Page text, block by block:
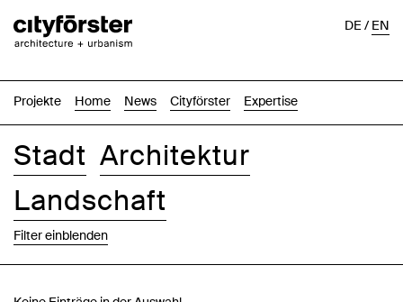
Projekte Home News Cityförster Expertise
DE/EN
Stadt Architektur
Landschaft
Filter einblenden